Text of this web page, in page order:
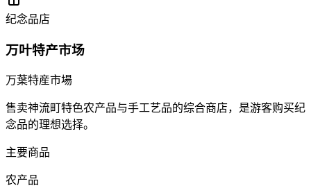
纪念品店
万叶特产市场
万葉特産市場
售卖神流町特色农产品与手工艺品的综合商店，是游客购买纪
念品的理想选择。
主要商品
农产品